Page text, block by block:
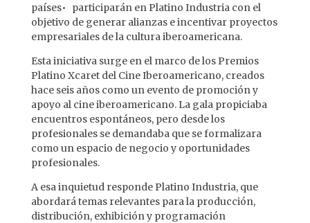
países• participarán en Platino Industria con el
objetivo de generar alianzas e incentivar proyectos
empresariales de la cultura iberoamericana.
Esta iniciativa surge en el marco de los Premios
Platino Xcaret del Cine Iberoamericano, creados
hace seis años como un evento de promoción y
apoyo al cine iberoamericano. La gala propiciaba
encuentros espontáneos, pero desde los
profesionales se demandaba que se formalizara
como un espacio de negocio y oportunidades
profesionales.
A esa inquietud responde Platino Industria, que
abordará temas relevantes para la producción,
distribución, exhibición y programación